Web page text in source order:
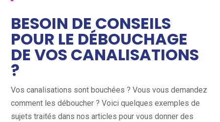
BESOIN DE CONSEILS
POUR LE DÉBOUCHAGE
DE VOS CANALISATIONS
?
Vos canalisations sont bouchées ? Vous vous demandez
comment les déboucher ? Voici quelques exemples de
sujets traités dans nos articles pour vous donner des